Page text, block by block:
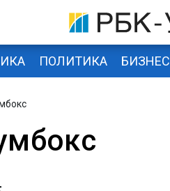
ПОЛИТИКА БИЗНЕС